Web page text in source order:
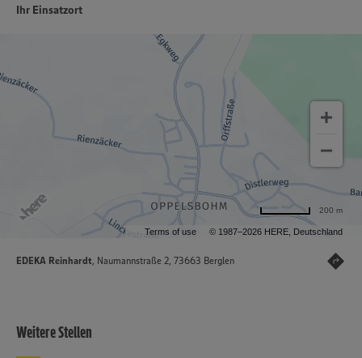
Ihr Einsatzort
Terms of use © 1987–2026 HERE, Deutschland
200 m
EDEKA Reinhardt, Naumannstraße 2, 73663 Berglen
Weitere Stellen